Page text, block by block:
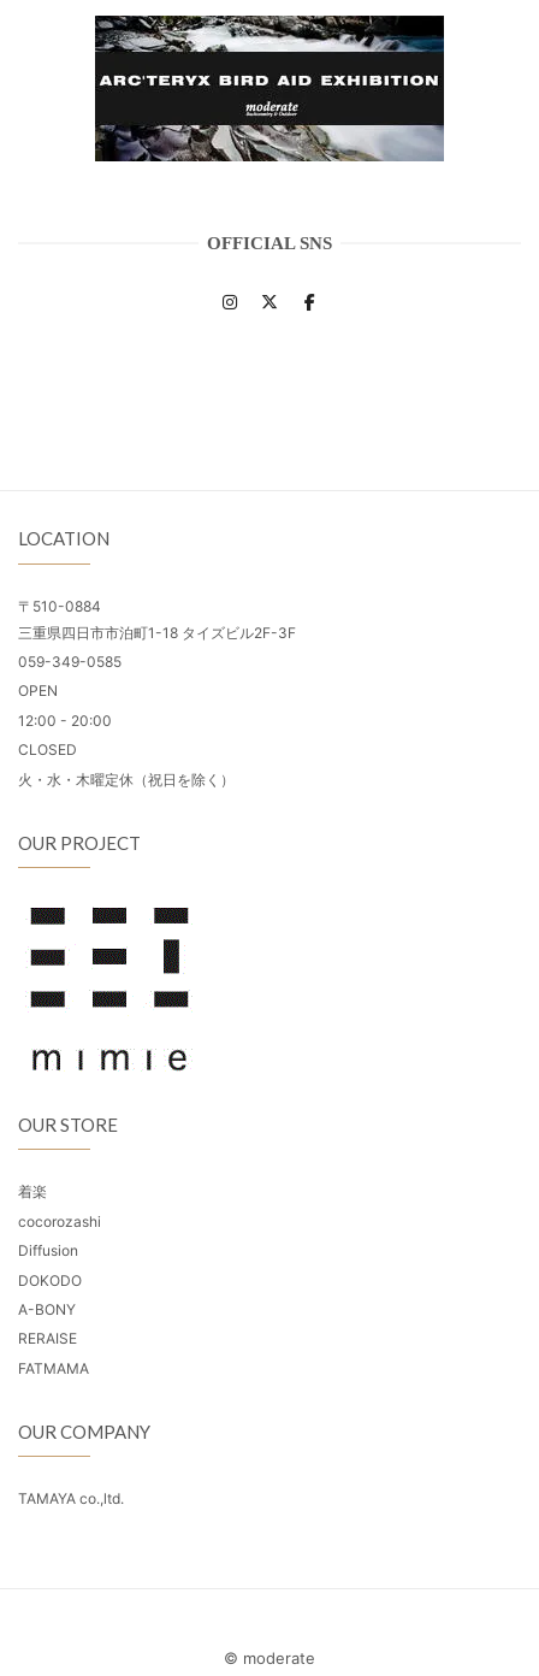
OFFICIAL SNS
LOCATION
〒510-0884
三重県四日市市泊町1-18 タイズビル2F-3F
059-349-0585
OPEN
12:00 - 20:00
CLOSED
火・水・木曜定休（祝日を除く）
OUR PROJECT
OUR STORE
着楽
cocorozashi
Diffusion
DOKODO
A-BONY
RERAISE
FATMAMA
OUR COMPANY
TAMAYA co.,ltd.
© moderate